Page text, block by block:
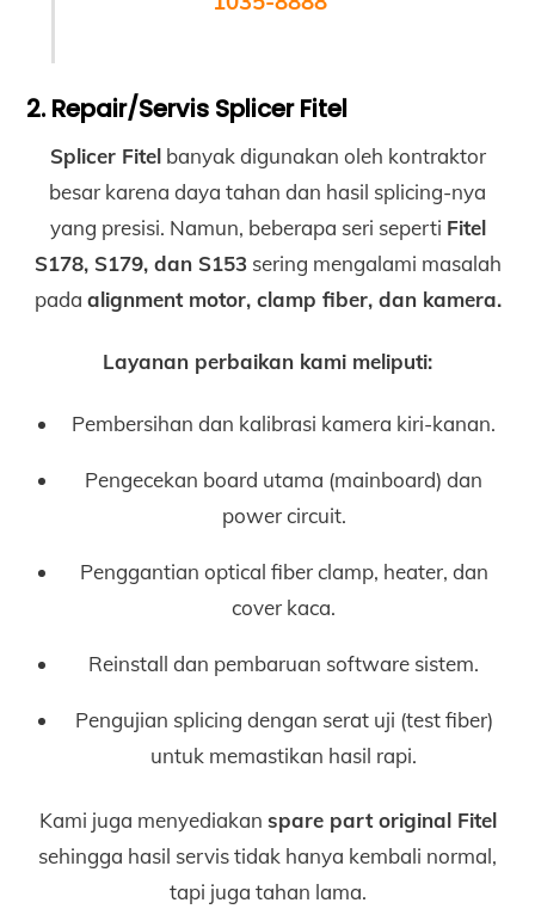
2. Repair/Servis Splicer Fitel
Splicer Fitelbanyak digunakan oleh kontraktor
besar karena daya tahan dan hasil splicing-nya
yang presisi. Namun, beberapa seri seperti Fitel
S178, S179, dan S153sering mengalami masalah
pada alignment motor, clamp fiber, dan kamera.
Layanan perbaikan kami meliputi:
Pembersihan dan kalibrasi kamera kiri-kanan.
Pengecekan board utama (mainboard) dan
power circuit.
Penggantian optical fiber clamp, heater, dan
cover kaca.
Reinstall dan pembaruan software sistem.
Pengujian splicing dengan serat uji (test fiber)
untuk memastikan hasil rapi.
Kami juga menyediakan spare part original Fitel
sehingga hasil servis tidak hanya kembali normal,
tapi juga tahan lama.